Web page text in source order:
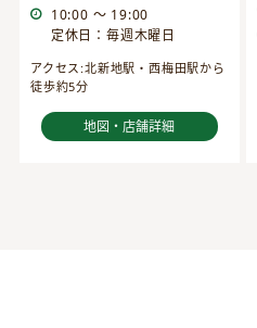
10:00 ～ 19:00
定休日：毎週木曜日
アクセス:北新地駅・西梅田駅から
徒歩約5分
地図・店舗詳細